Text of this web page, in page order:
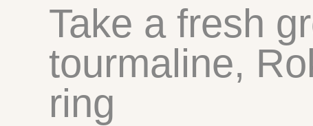
Take a fresh
tourmaline,
ring